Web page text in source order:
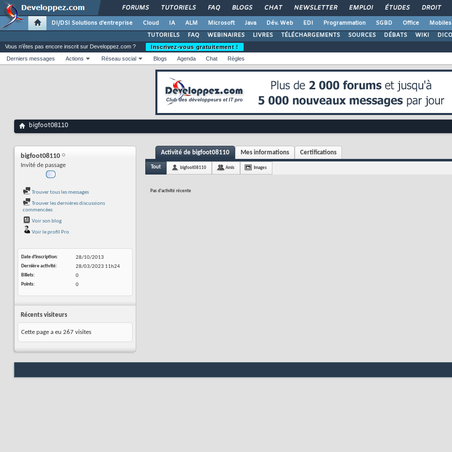
FORUMS TUTORIELS FAQ BLOGS CHAT NEWSLETTER EMPLOI ÉTUDES DROIT
DI/DSI Solutions d'entreprise Cloud IA ALM Microsoft Java Dév. Web EDI Programmation SGBD Office Mobiles
TUTORIELS
FAQ WEBINAIRES LIVRES TÉLÉCHARGEMENTS SOURCES DÉBATS WIKI DICO
Vous n'êtes pas encore inscrit sur Developpez.com ?
Inscrivez-vous gratuitement !
Derniers messages
Actions Réseau social Blogs Agenda Chat Règles
bigfoot08110
bigfoot08110
Invité de passage
Trouver tous les messages
Trouver les dernières discussions
commencées
Voir son blog
Voir le profil Pro
Date d'inscription
28/10/2013
Dernière activité
28/03/2023 11h24
Billets
0
Points
0
Récents visiteurs
Cette page a eu 267 visites
Activité de bigfoot08110 Mes informations Certifications
Tout bigfoot08110 Amis Images
Pas d'activité récente